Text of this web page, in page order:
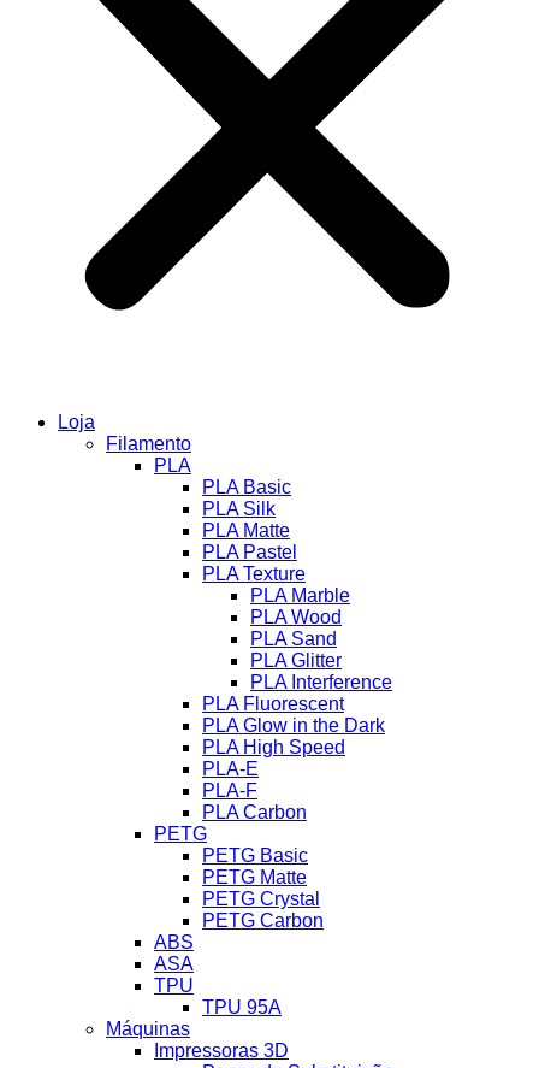
Loja
Filamento
PLA
PLA Basic
PLA Silk
PLA Matte
PLA Pastel
PLA Texture
PLA Marble
PLA Wood
PLA Sand
PLA Glitter
PLA Interference
PLA Fluorescent
PLA Glow in the Dark
PLA High Speed
PLA-E
PLA-F
PLA Carbon
PETG
PETG Basic
PETG Matte
PETG Crystal
PETG Carbon
ABS
ASA
TPU
TPU 95A
Máquinas
Impressoras 3D